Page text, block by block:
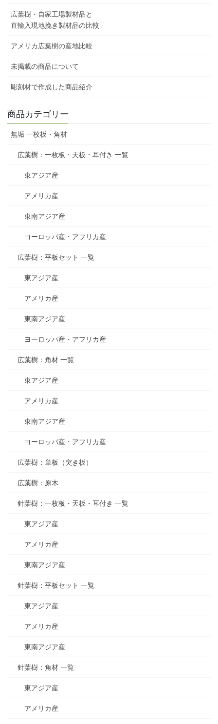
広葉樹・自家工場製材品と
直輸入現地挽き製材品の比較
アメリカ広葉樹の産地比較
未掲載の商品について
彫刻材で作成した商品紹介
商品カテゴリー
無垢 一枚板・角材
広葉樹：一枚板・天板・耳付き 一覧
東アジア産
アメリカ産
東南アジア産
ヨーロッパ産・アフリカ産
広葉樹：平板セット 一覧
東アジア産
アメリカ産
東南アジア産
ヨーロッパ産・アフリカ産
広葉樹：角材 一覧
東アジア産
アメリカ産
東南アジア産
ヨーロッパ産・アフリカ産
広葉樹：単板（突き板）
広葉樹：原木
針葉樹：一枚板・天板・耳付き 一覧
東アジア産
アメリカ産
東南アジア産
針葉樹：平板セット 一覧
東アジア産
アメリカ産
東南アジア産
針葉樹：角材 一覧
東アジア産
アメリカ産